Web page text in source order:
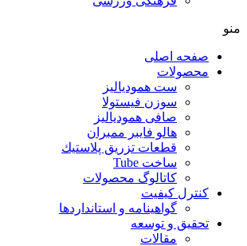
منو
صفحه اصلی
محصولات
ست همودیالیز
سوزن فیستولا
صافی همودیالیز
هالو فایبر ممبران
قطعات تزريق پلاستيك
ساخت Tube
کاتالوگ محصولات
کنترل کیفیت
گواهينامه و استانداردها
تحقيق و توسعه
مقالات